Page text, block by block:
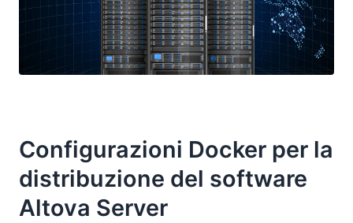
Configurazioni Docker per la
distribuzione del software
Altova Server